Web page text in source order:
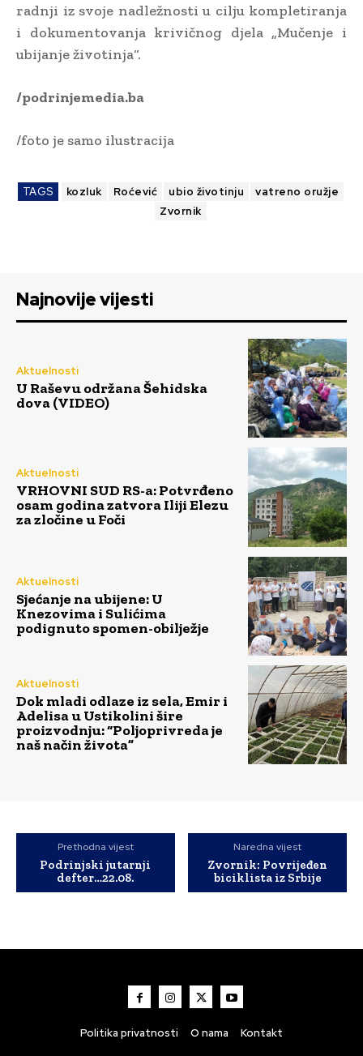
radnji iz svoje nadležnosti u cilju kompletiranja
i dokumentovanja krivičnog djela „Mučenje i
ubijanje životinja“.
/podrinjemedia.ba
/foto je samo ilustracija
TAGS kozluk Roćević ubio životinju
vatreno oružje
Zvornik
Najnovije vijesti
Aktuelnosti
U Raševu održana Šehidska
dova (VIDEO)
Aktuelnosti
VRHOVNI SUD RS-a: Potvrđeno
osam godina zatvora Iliji Elezu
za zločine u Foči
Aktuelnosti
Sjećanje na ubijene: U
Knezovima i Sulićima
podignuto spomen-obilježje
Aktuelnosti
Dok mladi odlaze iz sela, Emir i
Adelisa u Ustikolini šire
proizvodnju: “Poljoprivreda je
naš način života”
Prethodna vijest
Podrinjski jutarnji
defter…22.08.
Naredna vijest
Zvornik: Povrijeđen
biciklista iz Srbije
Politika privatnosti O nama Kontakt